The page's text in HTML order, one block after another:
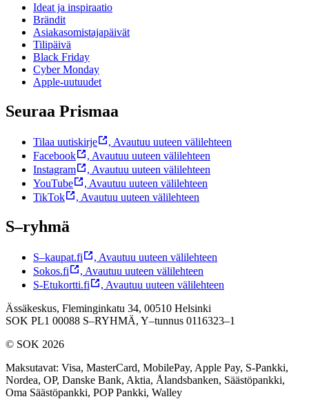
Ideat ja inspiraatio
Brändit
Asiakasomistajapäivät
Tilipäivä
Black Friday
Cyber Monday
Apple-uutuudet
Seuraa Prismaa
Tilaa uutiskirje , Avautuu uuteen välilehteen
Facebook
, Avautuu uuteen välilehteen
Instagram
, Avautuu uuteen välilehteen
YouTube
, Avautuu uuteen välilehteen
TikTok
, Avautuu uuteen välilehteen
S–ryhmä
S–kaupat.fi , Avautuu uuteen välilehteen
Sokos.fi
, Avautuu uuteen välilehteen
S-Etukortti.fi
, Avautuu uuteen välilehteen
Ässäkeskus, Fleminginkatu 34, 00510 Helsinki
SOK PL1 00088 S–RYHMÄ, Y–tunnus 0116323–1
© SOK 2026
Maksutavat: Visa, MasterCard, MobilePay, Apple Pay, S-Pankki,
Nordea, OP, Danske Bank, Aktia, Ålandsbanken, Säästöpankki,
Oma Säästöpankki, POP Pankki, Walley